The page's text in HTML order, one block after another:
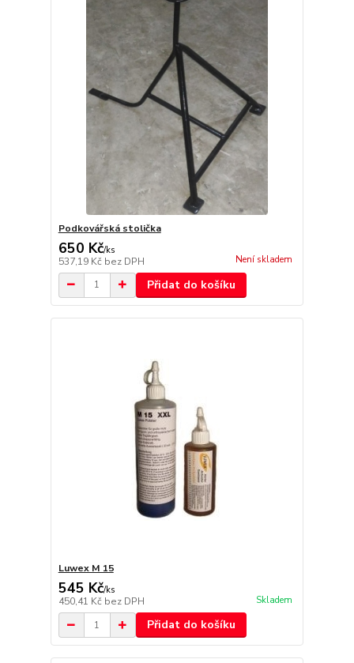
Podkovářská stolička
650 Kč/ks
537,19 Kč bez DPH Není skladem
Přidat do košíku
Luwex M 15
545 Kč/ks
450,41 Kč bez DPH Skladem
Přidat do košíku